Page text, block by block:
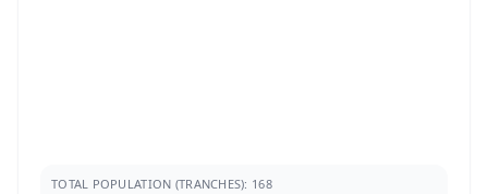
TOTAL POPULATION (TRANCHES): 168